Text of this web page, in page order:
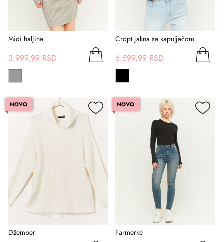
Midi haljina
3.999,99 RSD
Cropt jakna sa kapuljačom
6.599,99 RSD
NOVO
Džemper
NOVO
Farmerke